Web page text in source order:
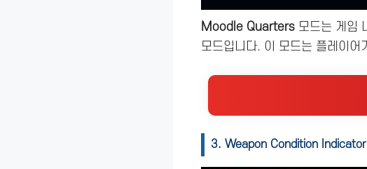
Moodle Quarters 모드는 게임
모드입니다. 이 모드는 플레이
3. Weapon Condition Indicator